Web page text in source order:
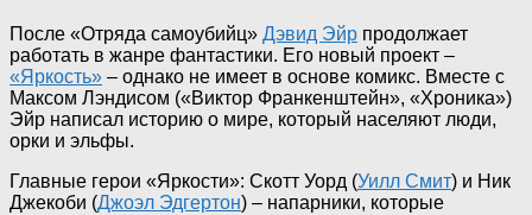
После «Отряда самоубийц» Дэвид Эйр продолжает
работать в жанре фантастики. Его новый проект –
«Яркость» – однако не имеет в основе комикс. Вместе с
Максом Лэндисом («Виктор Франкенштейн», «Хроника»)
Эйр написал историю о мире, который населяют люди,
орки и эльфы.
Главные герои «Яркости»: Скотт Уорд (Уилл Смит) и Ник
Джекоби (Джоэл Эдгертон) – напарники, которые